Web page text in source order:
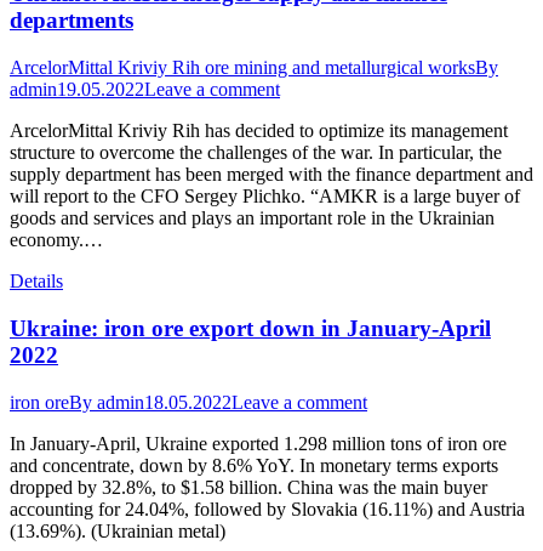
departments
ArcelorMittal Kriviy Rih ore mining and metallurgical worksBy
admin19.05.2022Leave a comment
ArcelorMittal Kriviy Rih has decided to optimize its management
structure to overcome the challenges of the war. In particular, the
supply department has been merged with the finance department and
will report to the CFO Sergey Plichko. “AMKR is a large buyer of
goods and services and plays an important role in the Ukrainian
economy.…
Details
Ukraine: iron ore export down in January-April
2022
iron oreBy admin18.05.2022Leave a comment
In January-April, Ukraine exported 1.298 million tons of iron ore
and concentrate, down by 8.6% YoY. In monetary terms exports
dropped by 32.8%, to $1.58 billion. China was the main buyer
accounting for 24.04%, followed by Slovakia (16.11%) and Austria
(13.69%). (Ukrainian metal)